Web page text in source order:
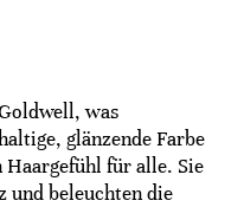
was
glänzende Farbe
für alle. Sie
und beleuchten die